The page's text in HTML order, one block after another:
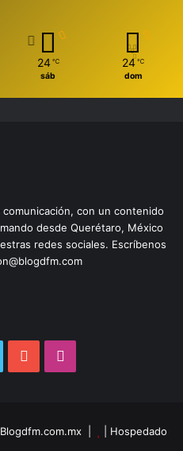
24 ℃
sáb
24 ℃
dom
con un contenido
desde Querétaro, México
redes sociales. Escríbenos
Twitter YouTube
|
| Hospedado